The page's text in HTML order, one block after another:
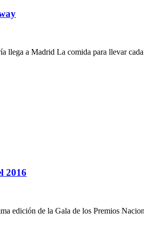
llega a Madrid La comida para llevar
2016
edición de la Gala de los Premios